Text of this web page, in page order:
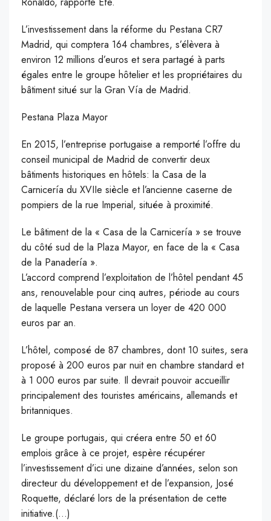
L’investissement dans la réforme du Pestana CR7
Madrid, qui comptera 164 chambres, s’élèvera à
environ 12 millions d’euros et sera partagé à parts
égales entre le groupe hôtelier et les propriétaires du
bâtiment situé sur la Gran Vía de Madrid.
Pestana Plaza Mayor
En 2015, l’entreprise portugaise a remporté l’offre du
conseil municipal de Madrid de convertir deux
bâtiments historiques en hôtels: la Casa de la
Carnicería du XVIIe siècle et l’ancienne caserne de
pompiers de la rue Imperial, située à proximité.
Le bâtiment de la « Casa de la Carnicería » se trouve
du côté sud de la Plaza Mayor, en face de la « Casa
de la Panadería ».
L’accord comprend l’exploitation de l’hôtel pendant 45
ans, renouvelable pour cinq autres, période au cours
de laquelle Pestana versera un loyer de 420 000
euros par an.
L’hôtel, composé de 87 chambres, dont 10 suites, sera
proposé à 200 euros par nuit en chambre standard et
à 1 000 euros par suite. Il devrait pouvoir accueillir
principalement des touristes américains, allemands et
britanniques.
Le groupe portugais, qui créera entre 50 et 60
emplois grâce à ce projet, espère récupérer
l’investissement d’ici une dizaine d’années, selon son
directeur du développement et de l’expansion, José
Roquette, déclaré lors de la présentation de cette
initiative.(…)